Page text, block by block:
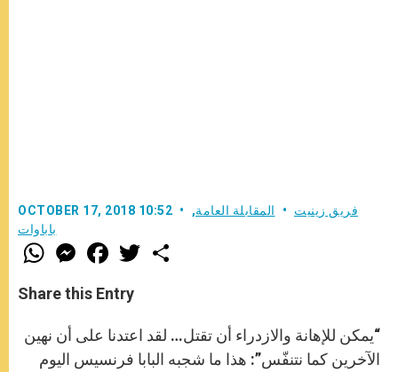
OCTOBER 17, 2018 10:52 فريق زينيت المقابلة العامة,
باباوات
W
h
t
s
p
p
M
e
s
e
e
r
F
a
e
b
o
k
w
r
Share this Entry
“يمكن للإهانة والازدراء أن تقتل… لقد اعتدنا على أن نهين
الآخرين كما نتنفّس”: هذا ما شجبه البابا فرنسيس اليوم